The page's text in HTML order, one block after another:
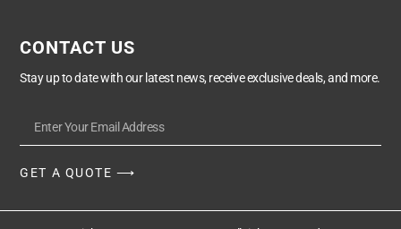
CONTACT US
Stay up to date with our latest news, receive exclusive deals, and more.
GET A QUOTE ⟶